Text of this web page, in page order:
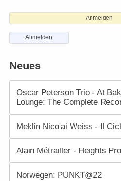
Anmelden
Abmelden
Neues
Oscar Peterson Trio - At
Lounge: The Complete
Meklin Nicolai Weiss - Il
Alain Métrailler - Heights
Norwegen: PUNKT@22